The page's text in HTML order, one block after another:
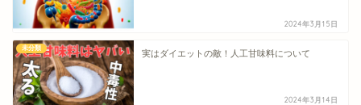
2024年3月15日
未分類
実はダイエットの敵！人工甘味料について
2024年3月14日